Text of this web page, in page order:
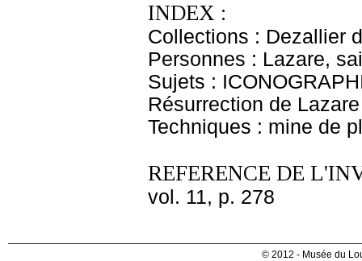
INDEX :
Collections : Dezallier
Personnes : Lazare,
Sujets :
Résurrection de Lazare
Techniques : mine de
REFERENCE DE
vol. 11, p. 278
© 2012 - Musée du